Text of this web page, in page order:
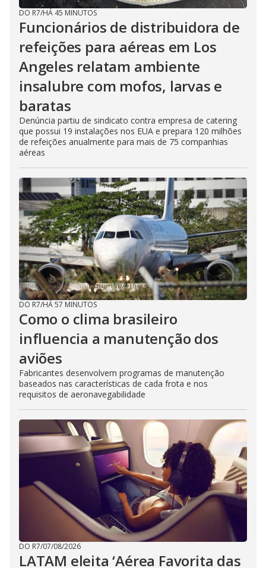
DO R7/HÁ 45 MINUTOS
Funcionários de distribuidora de
refeições para aéreas em Los
Angeles relatam ambiente
insalubre com mofos, larvas e
baratas
Denúncia partiu de sindicato contra empresa de catering
que possui 19 instalações nos EUA e prepara 120 milhões
de refeições anualmente para mais de 75 companhias
aéreas
DO R7/HÁ 57 MINUTOS
Como o clima brasileiro
influencia a manutenção dos
aviões
Fabricantes desenvolvem programas de manutenção
baseados nas características de cada frota e nos
requisitos de aeronavegabilidade
DO R7/07/08/2026
LATAM eleita ‘Aérea Favorita das